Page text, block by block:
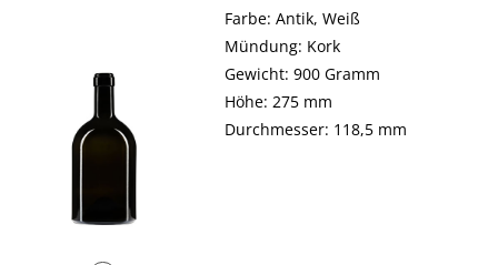
Farbe: Antik, Weiß
Mündung: Kork
Gewicht: 900 Gramm
Höhe: 275 mm
Durchmesser: 118,5 mm